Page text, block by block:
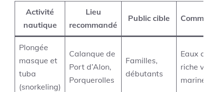
Activité
nautique
Lieu
recommandé
Public cible
Plongée
masque et
tuba
(snorkeling)
Calanque de
Port d’Alon,
Porquerolles
Familles,
débutants
Eaux
riche vie
marine